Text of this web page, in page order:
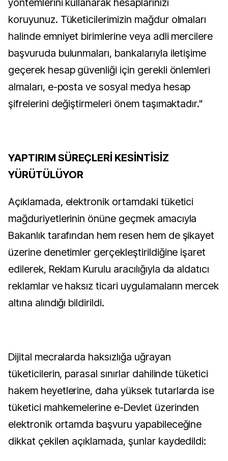
yöntemlerini kullanarak hesaplarınızı
koruyunuz. Tüketicilerimizin mağdur olmaları
halinde emniyet birimlerine veya adli mercilere
başvuruda bulunmaları, bankalarıyla iletişime
geçerek hesap güvenliği için gerekli önlemleri
almaları, e-posta ve sosyal medya hesap
şifrelerini değiştirmeleri önem taşımaktadır."
YAPTIRIM SÜREÇLERİ KESİNTİSİZ
YÜRÜTÜLÜYOR
Açıklamada, elektronik ortamdaki tüketici
mağduriyetlerinin önüne geçmek amacıyla
Bakanlık tarafından hem resen hem de şikayet
üzerine denetimler gerçekleştirildiğine işaret
edilerek, Reklam Kurulu aracılığıyla da aldatıcı
reklamlar ve haksız ticari uygulamaların mercek
altına alındığı bildirildi.
Dijital mecralarda haksızlığa uğrayan
tüketicilerin, parasal sınırlar dahilinde tüketici
hakem heyetlerine, daha yüksek tutarlarda ise
tüketici mahkemelerine e-Devlet üzerinden
elektronik ortamda başvuru yapabileceğine
dikkat çekilen açıklamada, şunlar kaydedildi: